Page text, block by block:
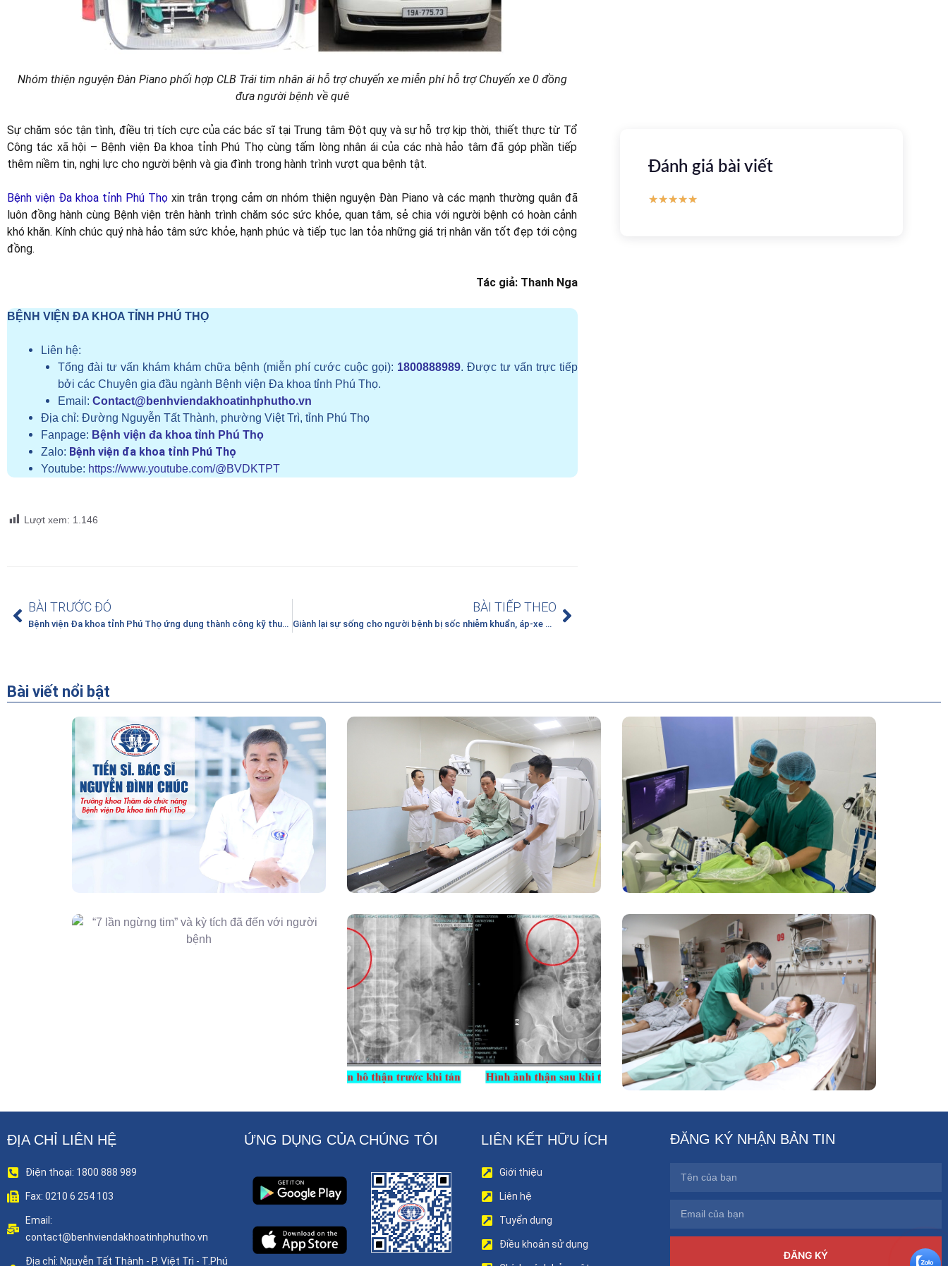
Nhóm thiện nguyện Đàn Piano phối hợp CLB Trái tim nhân ái hỗ trợchuyến xe miễn phíhỗ trợ Chuyến xe 0 đồng
đưa người bệnh về quê
Sự chăm sóc tận tình, điều trị tích cực của các bác sĩ tại Trung tâm Đột quỵ và sự hỗ trợ kịp thời, thiết thực từ Tổ
Công tác xã hội – Bệnh viện Đa khoa tỉnh Phú Thọ cùng tấm lòng nhân ái của các nhà hảo tâm đã góp phần tiếp
thêm niềm tin, nghị lực cho người bệnh và gia đình trong hành trình vượt qua bệnh tật.
Bệnh viện Đa khoa tỉnh Phú Thọxin trân trọng cảm ơn nhóm thiện nguyện Đàn Piano và các mạnh thường quân đã
luôn đồng hành cùng Bệnh viện trên hành trình chăm sóc sức khỏe, quan tâm, sẻ chia với người bệnh có hoàn cảnh
khó khăn. Kính chúc quý nhà hảo tâm sức khỏe, hạnh phúc và tiếp tục lan tỏa những giá trị nhân văn tốt đẹp tới cộng
đồng.
Tác giả: Thanh Nga
BỆNH VIỆN ĐA KHOA TỈNH PHÚ THỌ
Liên hệ:
Tổng đài tư vấn khám khám chữa bệnh (miễn phí cước cuộc gọi): 1800888989. Được tư vấn trực tiếp
bởi các Chuyên gia đầu ngành Bệnh viện Đa khoa tỉnh Phú Thọ.
Email: Contact@benhviendakhoatinhphutho.vn
Địa chỉ: Đường Nguyễn Tất Thành, phường Việt Trì, tỉnh Phú Thọ
Fanpage: Bệnh viện đa khoa tỉnh Phú Thọ
Zalo: Bệnh viện đa khoa tỉnh Phú Thọ
Youtube: https://www.youtube.com/@BVDKTPT
Lượt xem: 1.146
BÀI TRƯỚC ĐÓ
Bệnh viện Đa khoa tỉnh Phú Thọ ứng dụng thành công kỹ thuật nội soi AUSS hiện đại trong điều trị thoát vị đĩa đệm 2 tầng: Bước tiến mới trong phẫu thuật cột sống ít xâm lấn
BÀI TIẾP THEO
Giành lại sự sống cho người bệnh bị sốc nhiễm khuẩn, áp-xe phổi nguy kịch tại Bệnh viện Đa khoa tỉnh Phú Thọ
Đánh giá bài viết
★★★★★
Bài viết nổi bật
“Người Dẫn Đường” Của Khoa Thăm
Dò Chức Năng – Bệnh Viện Đa Khoa
Tỉnh Phú Thọ
Chính Thức Vận Hành Máy Xạ Hình
Thế Hệ Mới Spect/CT Trong Chẩn
Đoán Và Điều Trị Ung Thư Tại Bệnh
Viện Đa Khoa Tỉnh Phú Thọ
Đốt Sóng Cao Tần Dưới Siêu Âm,
Điều Trị U Lành Tuyến Giáp Không
Cần Phẫu Thuật
Với Người Bệnh
Kết Hợp Tán Sỏi Qua Da Và Tán Sỏi
Nội Soi Ống Mềm – Kỹ Thuật Cao Loại
Bỏ Triệt Để Sỏi San Hô Thận
Phẫu Thuật Nội Soi Thay Van Tim –
Bước Tiến Vững Chắc Của Khoa Phẫu
Thuật Tim Mạch Lồng Ngực BVĐK
Tỉnh Phú Thọ
ĐỊA CHỈ LIÊN HỆ
Điện thoại: 1800 888 989
Fax: 0210 6 254 103
Email:
contact@benhviendakhoatinhphutho.vn
Địa chỉ: Nguyễn Tất Thành - P. Việt Trì - T.Phú
ỨNG DỤNG CỦA CHÚNG TÔI LIÊN KẾT HỮU ÍCH
Giới thiệu
Liên hệ
Tuyển dụng
Điều khoản sử dụng
ĐĂNG KÝ NHẬN BẢN TIN
ĐĂNG KÝ